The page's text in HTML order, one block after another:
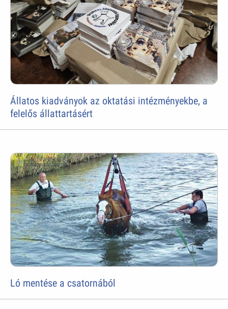
Állatos kiadványok az oktatási intézményekbe, a
felelős állattartásért
Ló mentése a csatornából